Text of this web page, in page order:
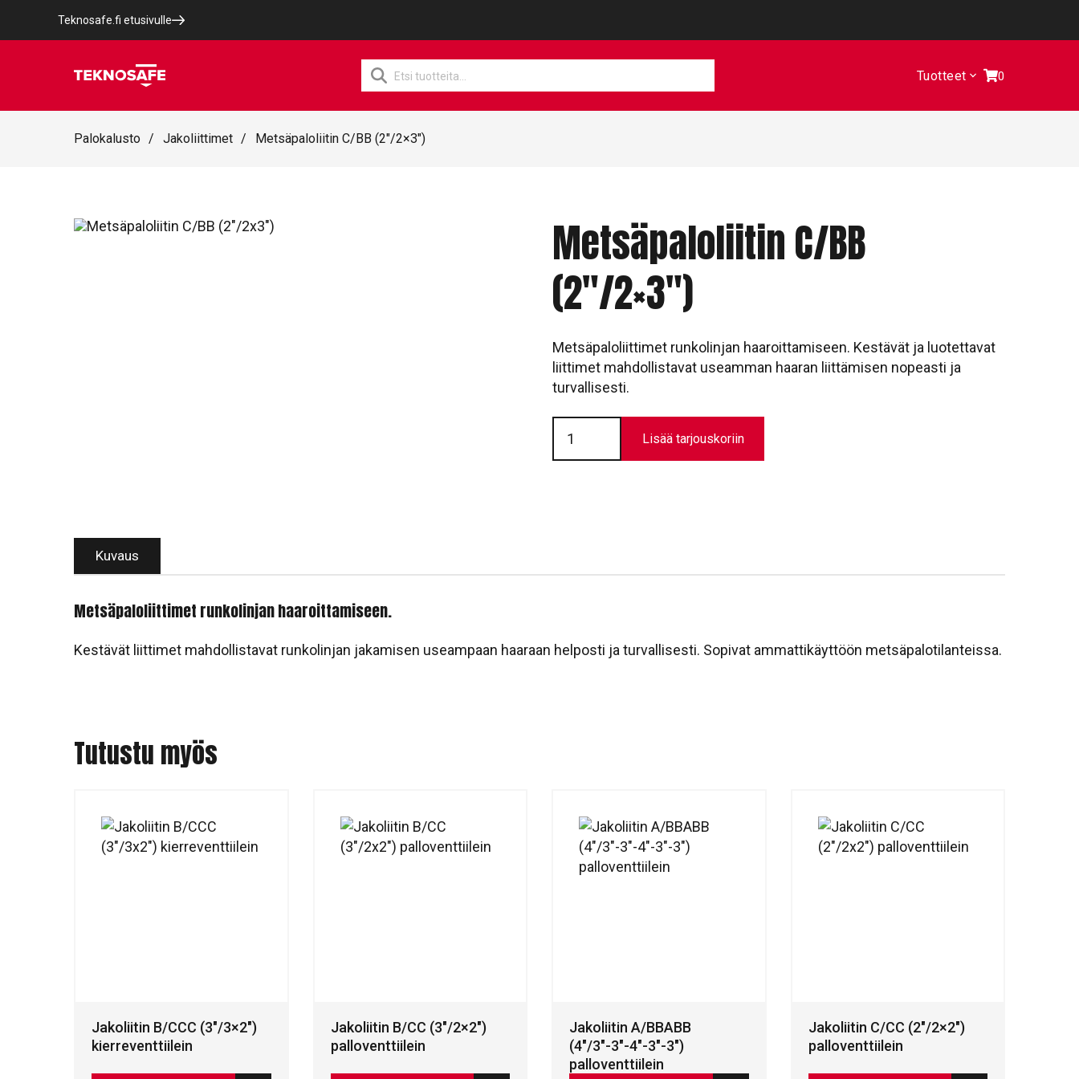
Teknosafe.fi etusivulle
Products
search
Tuotteet 0
Palokalusto / Jakoliittimet / Metsäpaloliitin C/BB (2″/2×3″)
Metsäpaloliitin C/BB
(2″/2×3″)
Metsäpaloliittimet runkolinjan haaroittamiseen. Kestävät ja luotettavat
liittimet mahdollistavat useamman haaran liittämisen nopeasti ja
turvallisesti.
Metsäpaloliitin
C/BB
(2"/2x3")
määrä
Lisää tarjouskoriin
Kuvaus
Metsäpaloliittimet runkolinjan haaroittamiseen.
Kestävät liittimet mahdollistavat runkolinjan jakamisen useampaan haaraan helposti ja turvallisesti. Sopivat ammattikäyttöön metsäpalotilanteissa.
Tutustu myös
Jakoliitin B/CCC (3″/3×2″)
kierreventtiilein
Jakoliitin B/CC (3″/2×2″)
palloventtiilein
Jakoliitin A/BBABB
(4″/3″-3″-4″-3″-3″)
palloventtiilein
Jakoliitin C/CC (2″/2×2″)
palloventtiilein